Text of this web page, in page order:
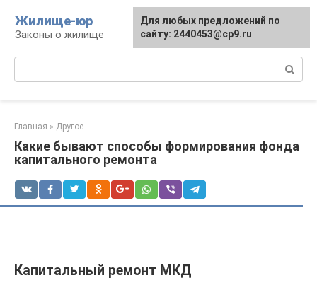
контенту
Жилище-юр
Законы о жилище
Главная » Другое
Какие бывают способы формирования фонда
капитального ремонта
Капитальный ремонт МКД
Для любых предложений по
сайту: 2440453@cp9.ru